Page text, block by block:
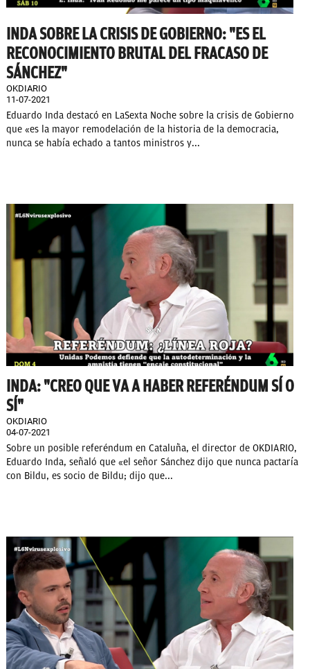
INDA SOBRE LA CRISIS DE GOBIERNO: "ES EL
RECONOCIMIENTO BRUTAL DEL FRACASO DE
SÁNCHEZ"
OKDIARIO
11-07-2021
Eduardo Inda destacó en LaSexta Noche sobre la crisis de Gobierno
que «es la mayor remodelación de la historia de la democracia,
nunca se había echado a tantos ministros y...
INDA: "CREO QUE VA A HABER REFERÉNDUM SÍ O
SÍ"
OKDIARIO
04-07-2021
Sobre un posible referéndum en Cataluña, el director de OKDIARIO,
Eduardo Inda, señaló que «el señor Sánchez dijo que nunca pactaría
con Bildu, es socio de Bildu; dijo que...